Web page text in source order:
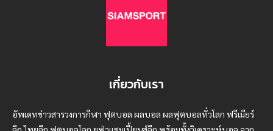
เกี่ยวกับเรา
อัพเดทข่าวสารวงการกีฬา ฟุตบอล ผลบอล ผลฟุตบอลทั่วโลก ฟรีเมียร์